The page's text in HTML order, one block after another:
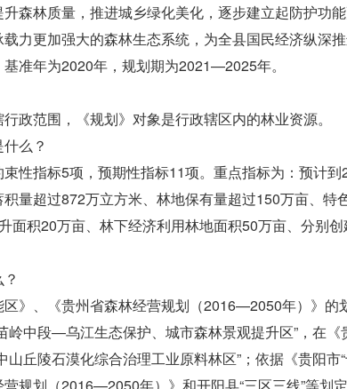
森林质量，推进城乡绿化美化，逐步建立起防护功
力更加强大的森林生态系统，为全县国民经济纵深
准年为2020年，规划期为2021—2025年。
政范围，《规划》对象是行政辖区内的林业资源。
么？
性指标5项，预期性指标11项。重点指标为：预计到
量超过872万立方米、林地保有量超过150万亩、特
面积20万亩、林下经济利用林地面积50万亩、分别
》、《贵州省森林经营规划（2016—2050年）》的
岭中段—乌江生态保护、城市森林景观提升区”，在《
山丘陵石漠化综合治理工业原料林区”；依据《贵阳市